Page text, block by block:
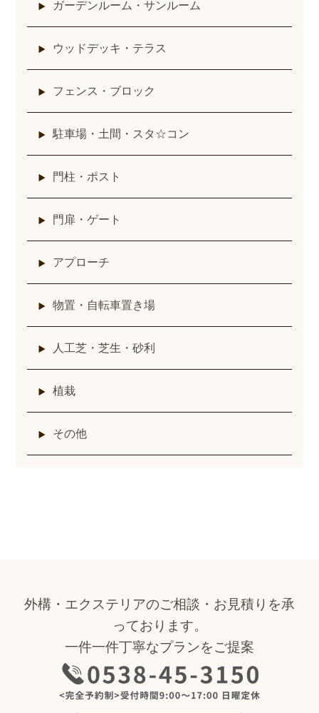
ガーデンルーム・サンルーム
ウッドデッキ・テラス
フェンス・ブロック
駐車場・土間・スタ☆コン
門柱・ポスト
門扉・ゲート
アプローチ
物置・自転車置き場
人工芝・芝生・砂利
植栽
その他
外構・エクステリアのご相談・お見積りを承
っております。
一件一件丁寧なプランをご提案